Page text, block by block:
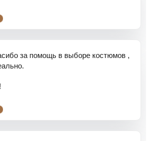
за помощь в выборе костюмов ,